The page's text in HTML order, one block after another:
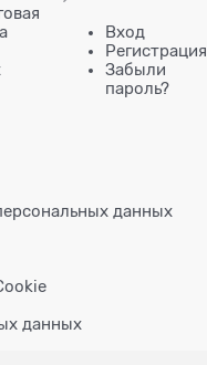
Вход
Регистрация
Забыли
пароль?
данных
данных